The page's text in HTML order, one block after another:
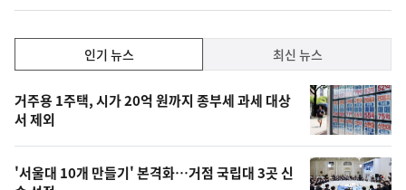
계
락
기,
최
신,
오
인기 뉴스 최신 뉴스
기
뉴
스
거주용 1주택, 시가 20억 원까지 종부세 과세 대상
서 제외
'서울대 10개 만들기' 본격화…거점 국립대 3곳 신